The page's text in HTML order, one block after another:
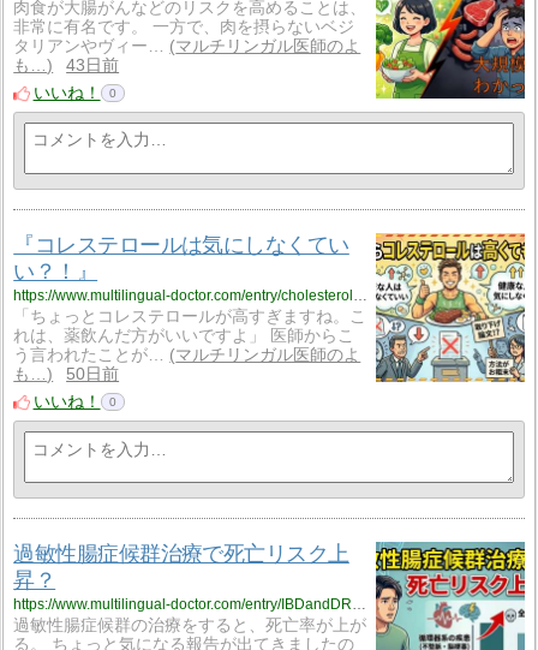
肉食が大腸がんなどのリスクを高めることは、
非常に有名です。 一方で、肉を摂らないベジ
タリアンやヴィー…
マルチリンガル医師のよ
も…
43日前
いいね！
0
『コレステロールは気にしなくてい
い？！』
「ちょっとコレステロールが高すぎますね。こ
れは、薬飲んだ方がいいですよ」 医師からこ
う言われたことが…
マルチリンガル医師のよ
も…
50日前
いいね！
0
過敏性腸症候群治療で死亡リスク上
昇？
過敏性腸症候群の治療をすると、死亡率が上が
る。 ちょっと気になる報告が出てきましたの